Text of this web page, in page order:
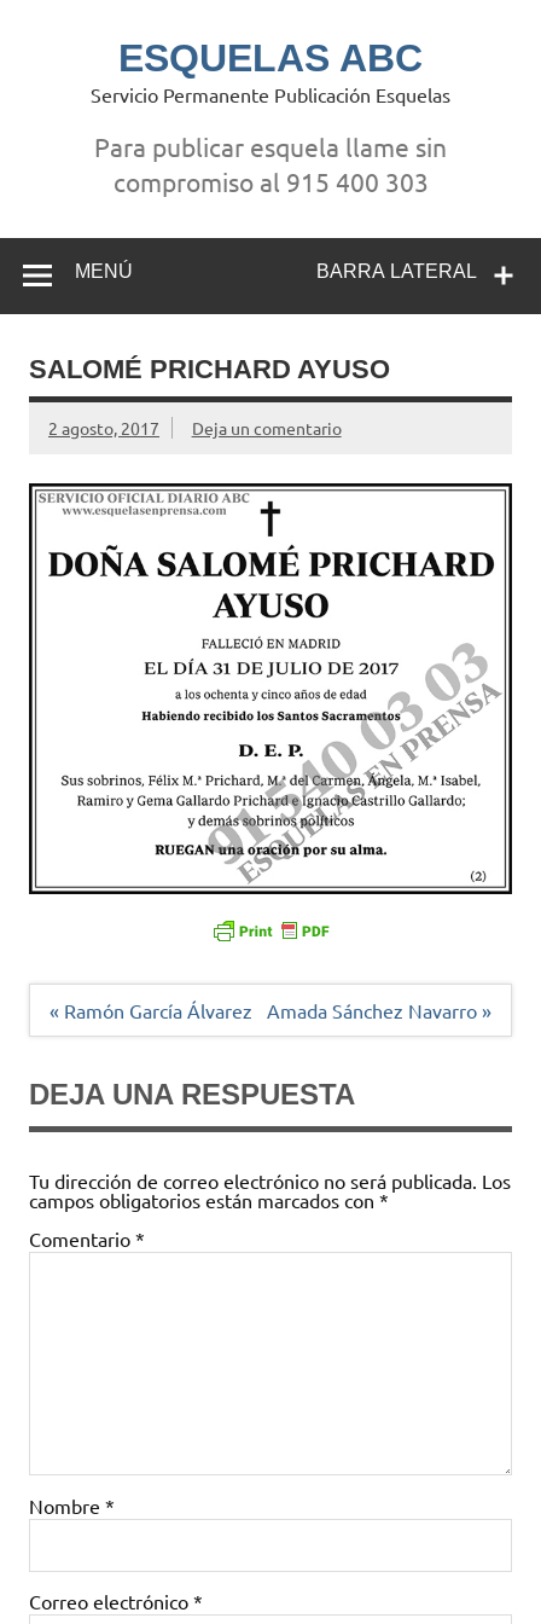
ESQUELAS ABC
Servicio Permanente Publicación Esquelas
Para publicar esquela llame sin
compromiso al 915 400 303
BARRA LATERAL
MENÚ
SALOMÉ PRICHARD AYUSO
2 agosto, 2017 Deja un comentario
Navegación
« Ramón García Álvarez Amada Sánchez Navarro »
DEJA UNA RESPUESTA
Tu dirección de correo electrónico no será publicada. Los
campos obligatorios están marcados con *
Comentario *
Nombre *
Correo electrónico *